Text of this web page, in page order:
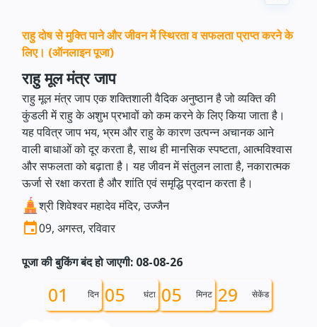
राहु दोष से मुक्ति पाने और जीवन में स्थिरता व सफलता प्राप्त करने के
लिए। (ऑनलाइन पूजा)
राहु मूल मंत्र जाप
राहु मूल मंत्र जाप एक शक्तिशाली वैदिक अनुष्ठान है जो व्यक्ति की
कुंडली में राहु के अशुभ प्रभावों को कम करने के लिए किया जाता है।
यह पवित्र जाप भय, भ्रम और राहु के कारण उत्पन्न अचानक आने
वाली बाधाओं को दूर करता है, साथ ही मानसिक स्पष्टता, आत्मविश्वास
और सफलता को बढ़ाता है। यह जीवन में संतुलन लाता है, नकारात्मक
ऊर्जा से रक्षा करता है और शांति एवं समृद्धि प्रदान करता है।
श्री शिवेश्वर महादेव मंदिर, उज्जैन
09, अगस्त, रविवार
पूजा की बुकिंग बंद हो जाएगी: 08-08-26
01 दिन 05 घंटा 05 मिनट 29 सेकेंड